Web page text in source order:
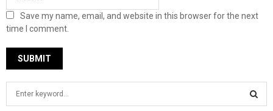
Save my name, email, and website in this browser for the next
time I comment.